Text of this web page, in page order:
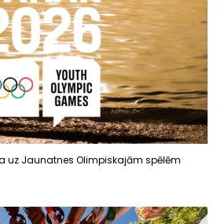
uz Jaunatnes Olimpiskajām spēlēm